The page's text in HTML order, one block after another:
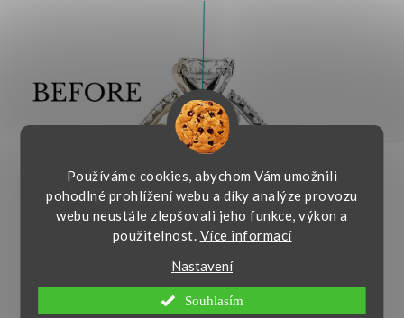
Používáme cookies, abychom Vám umožnili
pohodlné prohlížení webu a díky analýze provozu
webu neustále zlepšovali jeho funkce, výkon a
použitelnost. Více informací
Nastavení
Souhlasím